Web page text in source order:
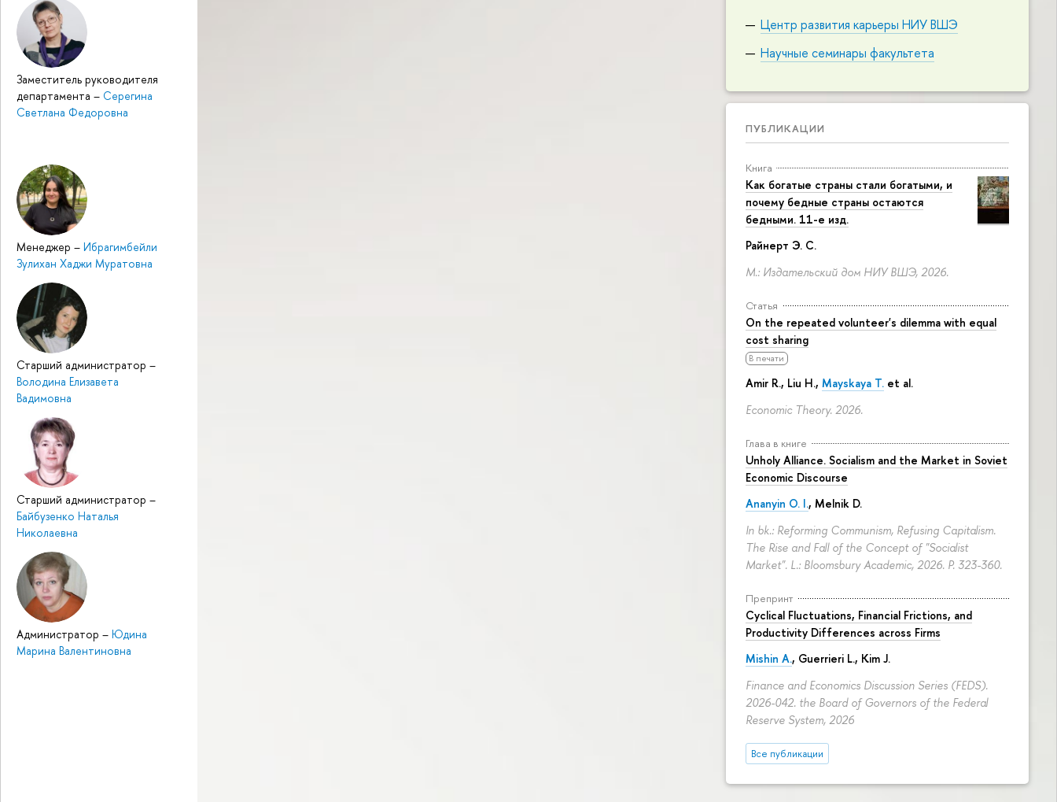
Заместитель руководителя
департамента – Серегина
Светлана Федоровна
Менеджер – Ибрагимбейли
Зулихан Хаджи Муратовна
Старший администратор –
Володина Елизавета
Вадимовна
Старший администратор –
Байбузенко Наталья
Николаевна
Администратор – Юдина
Марина Валентиновна
Центр развития карьеры НИУ ВШЭ
Научные семинары факультета
ПУБЛИКАЦИИ
Книга
Как богатые страны стали богатыми, и
почему бедные страны остаются
бедными. 11-е изд.
Райнерт Э. С.
М.: Издательский дом НИУ ВШЭ, 2026.
Статья
On the repeated volunteer's dilemma with equal
cost sharing
В печати
Amir R., Liu H., Mayskaya T. et al.
Economic Theory. 2026.
Глава в книге
Unholy Alliance. Socialism and the Market in Soviet
Economic Discourse
Ananyin O. I., Melnik D.
In bk.: Reforming Communism, Refusing Capitalism.
The Rise and Fall of the Concept of "Socialist
Market". L.: Bloomsbury Academic, 2026. P. 323-360.
Препринт
Cyclical Fluctuations, Financial Frictions, and
Productivity Differences across Firms
Mishin A., Guerrieri L., Kim J.
Finance and Economics Discussion Series (FEDS).
2026-042. the Board of Governors of the Federal
Reserve System, 2026
Все публикации